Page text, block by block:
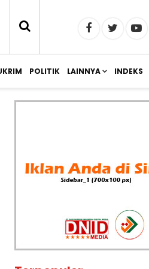
POLITIK LAINNYA INDEKS